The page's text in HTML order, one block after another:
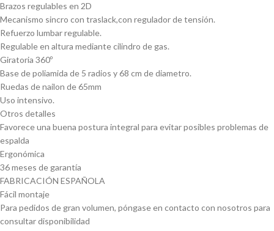
Brazos regulables en 2D
Mecanismo sincro con traslack,con regulador de tensión.
Refuerzo lumbar regulable.
Regulable en altura mediante cilindro de gas.
Giratoria 360º
Base de poliamida de 5 radios y 68 cm de diametro.
Ruedas de nailon de 65mm
Uso intensivo.
Otros detalles
Favorece una buena postura integral para evitar posibles problemas de
espalda
Ergonómica
36 meses de garantía
FABRICACIÓN ESPAÑOLA
Fácil montaje
Para pedidos de gran volumen, póngase en contacto con nosotros para
consultar disponibilidad